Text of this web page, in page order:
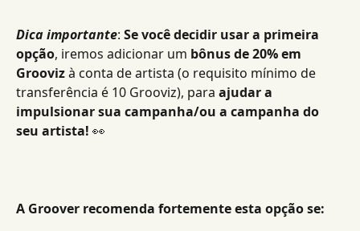
Dica importante: Se você decidir usar a primeira
opção, iremos adicionar um bônus de 20% em
Grooviz à conta de artista (o requisito mínimo de
transferência é 10 Grooviz), para ajudar a
impulsionar sua campanha/ou a campanha do
seu artista! 👀
A Groover recomenda fortemente esta opção se: